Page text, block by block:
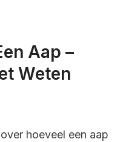
Aap –
Weten
hoeveel een aap